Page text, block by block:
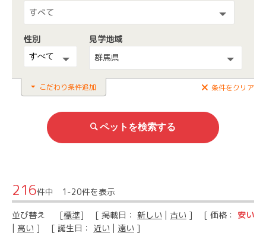
すべて
性別
見学地域
群馬県
こだわり条件追加 条件をクリア
216件中 1-20件を表示
並び替え [標準] [ 掲載日： 新しい | 古い ] [ 価格： 安い
| 高い ] [ 誕生日： 近い | 遠い ]